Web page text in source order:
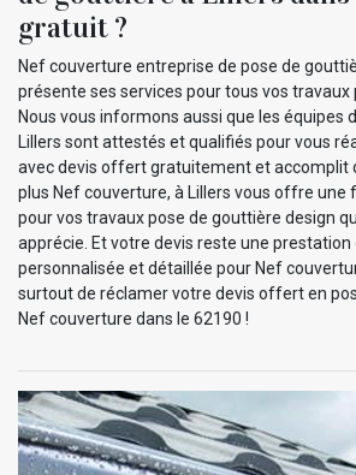
gratuit ?
Nef couverture entreprise de pose de
présente ses services pour tous vos travaux
Nous vous informons aussi que les équipes
Lillers sont attestés et qualifiés pour vous
avec devis offert gratuitement et accomplit
plus Nef couverture, à Lillers vous offre une
pour vos travaux pose de gouttière design
apprécie. Et votre devis reste une
personnalisée et détaillée pour Nef
surtout de réclamer votre devis offert en
Nef couverture dans le 62190 !